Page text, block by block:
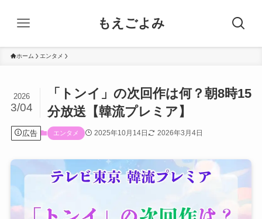
もえごよみ
ホーム エンタメ
「トンイ」の次回作は何？朝8時15
分放送【韓流プレミア】
2026
3/04
広告 エンタメ 2025年10月14日 2026年3月4日